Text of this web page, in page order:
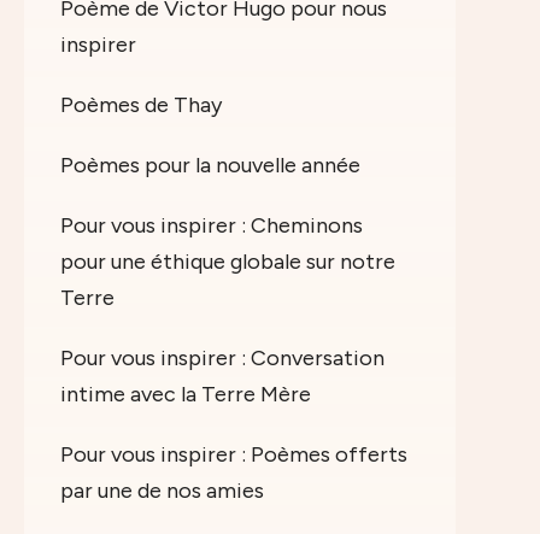
Poème de Victor Hugo pour nous
inspirer
Poèmes de Thay
Poèmes pour la nouvelle année
Pour vous inspirer : Cheminons
pour une éthique globale sur notre
Terre
Pour vous inspirer : Conversation
intime avec la Terre Mère
Pour vous inspirer : Poèmes offerts
par une de nos amies